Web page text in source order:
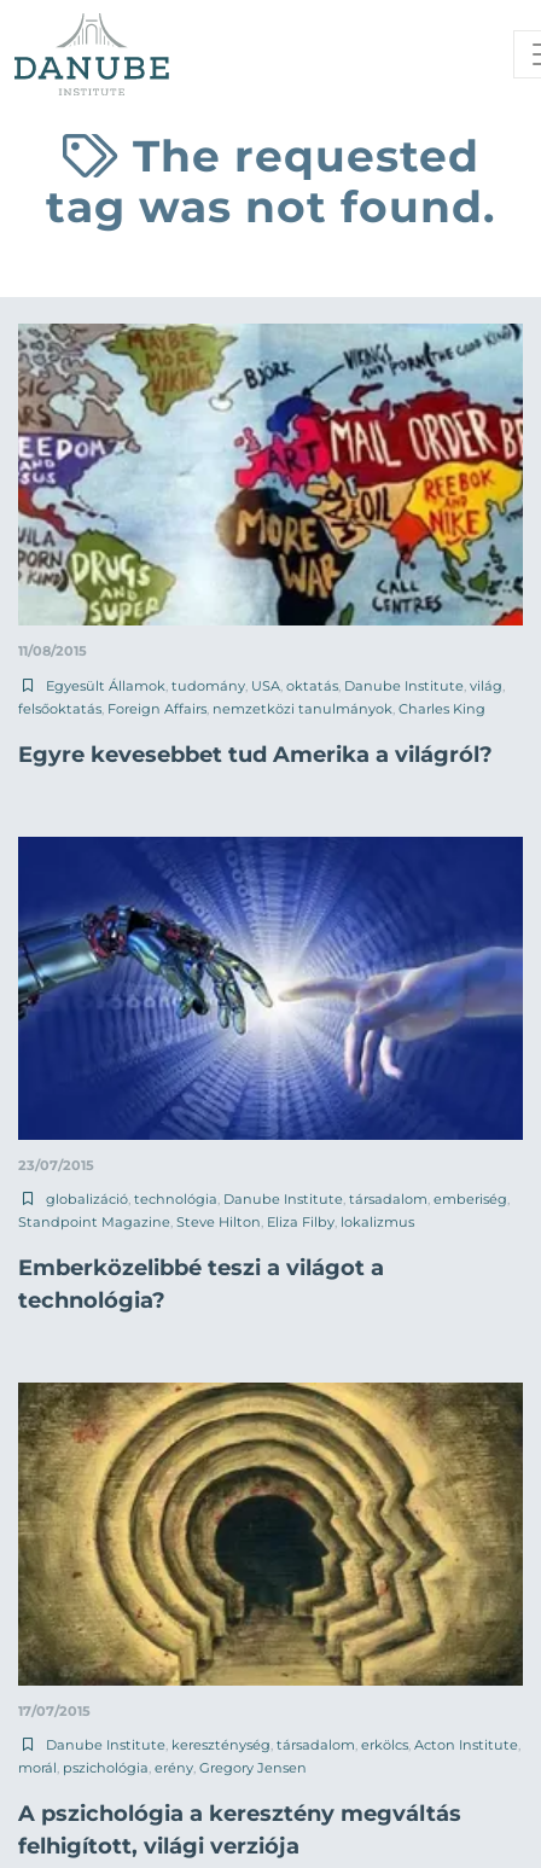
The requested
tag was not found.
11/08/2015
Egyesült Államok tudomány USA oktatás Danube Institute világ
felsőoktatás Foreign Affairs nemzetközi tanulmányok Charles King
Egyre kevesebbet tud Amerika a világról?
23/07/2015
globalizáció technológia Danube Institute társadalom emberiség
Standpoint Magazine Steve Hilton Eliza Filby lokalizmus
Emberközelibbé teszi a világot a
technológia?
17/07/2015
Danube Institute, kereszténység, társadalom, erkölcs, Acton Institute,
morál, pszichológia, erény, Gregory Jensen
A pszichológia a keresztény megváltás
felhigított, világi verziója